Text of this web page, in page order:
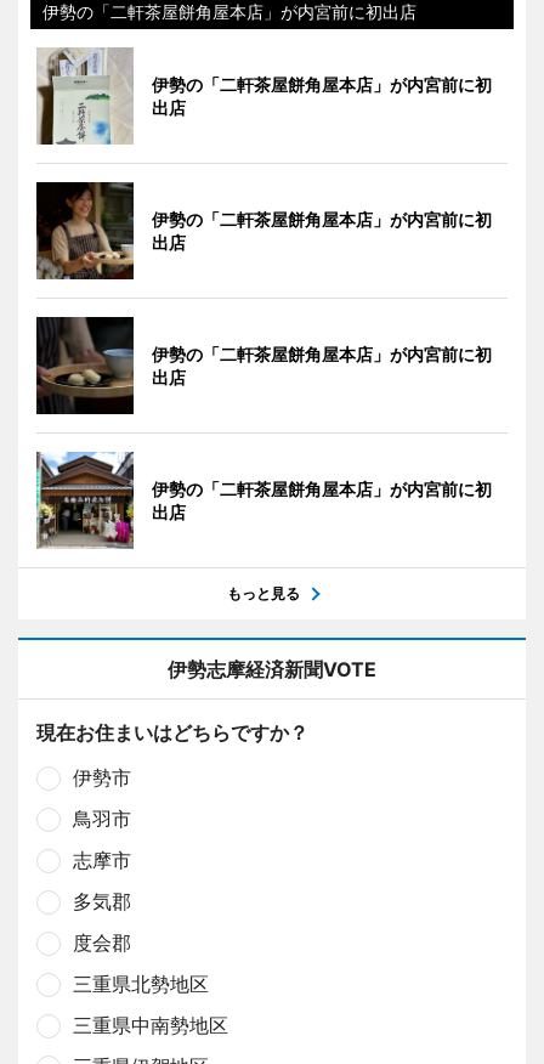
伊勢の「二軒茶屋餅角屋本店」が内宮前に初出店
伊勢の「二軒茶屋餅角屋本店」が内宮前に初
出店
伊勢の「二軒茶屋餅角屋本店」が内宮前に初
出店
伊勢の「二軒茶屋餅角屋本店」が内宮前に初
出店
伊勢の「二軒茶屋餅角屋本店」が内宮前に初
出店
もっと見る
伊勢志摩経済新聞VOTE
現在お住まいはどちらですか？
伊勢市
鳥羽市
志摩市
多気郡
度会郡
三重県北勢地区
三重県中南勢地区